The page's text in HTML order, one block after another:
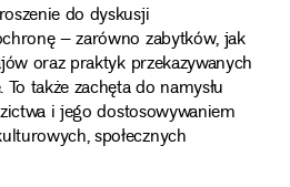
do dyskusji
– zarówno zabytków, jak
oraz praktyk przekazywanych
także zachęta do namysłu
i jego dostosowywaniem
społecznych